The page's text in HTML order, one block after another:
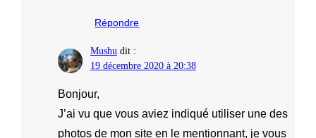
Répondre
Mushu dit :
19 décembre 2020 à 20:38
Bonjour,
J’ai vu que vous aviez indiqué utiliser une des
photos de mon site en le mentionnant, je vous